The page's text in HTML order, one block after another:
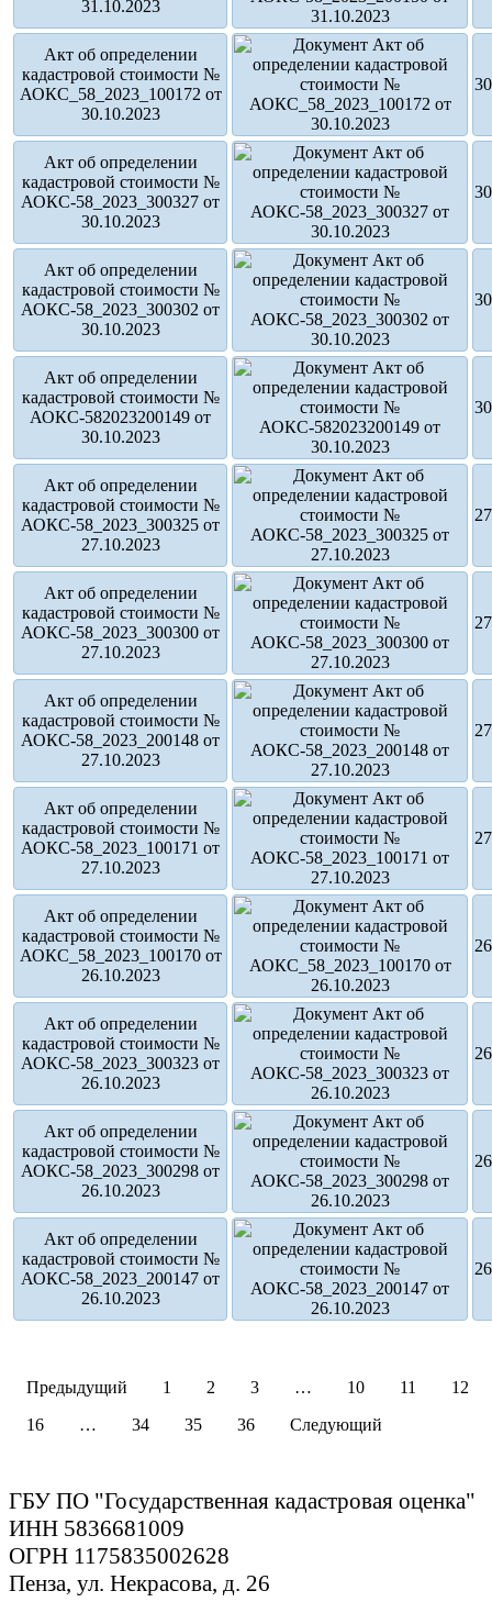
31.10.2023
Акт об определении
кадастровой стоимости №
АОКС_58_2023_100172 от
30.10.2023
Акт об определении
кадастровой стоимости №
АОКС-58_2023_300327 от
30.10.2023
Акт об определении
кадастровой стоимости №
АОКС-58_2023_300302 от
30.10.2023
Акт об определении
кадастровой стоимости №
АОКС-582023200149 от
30.10.2023
Акт об определении
кадастровой стоимости №
АОКС-58_2023_300325 от
27.10.2023
Акт об определении
кадастровой стоимости №
АОКС-58_2023_300300 от
27.10.2023
Акт об определении
кадастровой стоимости №
АОКС-58_2023_200148 от
27.10.2023
Акт об определении
кадастровой стоимости №
АОКС-58_2023_100171 от
27.10.2023
Акт об определении
кадастровой стоимости №
АОКС_58_2023_100170 от
26.10.2023
Акт об определении
кадастровой стоимости №
АОКС-58_2023_300323 от
26.10.2023
Акт об определении
кадастровой стоимости №
АОКС-58_2023_300298 от
26.10.2023
Акт об определении
кадастровой стоимости №
АОКС-58_2023_200147 от
26.10.2023
Предыдущий 1 2 3 … 10 11
12
16
… 34 35 36 Следующий
ГБУ ПО "Государственная кадастровая оценка"
ИНН 5836681009
ОГРН 1175835002628
Пенза, ул. Некрасова, д. 26